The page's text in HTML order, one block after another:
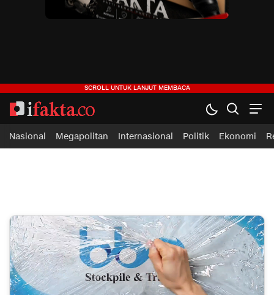
ifakta.co
#pastibenar
Nasional Megapolitan Internasional Politik Ekonomi